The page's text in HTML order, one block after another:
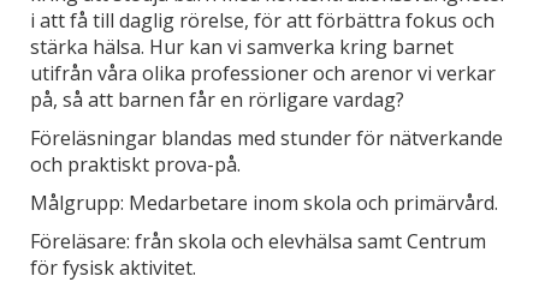
i att få till daglig rörelse, för att förbättra fokus och
stärka hälsa. Hur kan vi samverka kring barnet
utifrån våra olika professioner och arenor vi verkar
på, så att barnen får en rörligare vardag?
Föreläsningar blandas med stunder för nätverkande
och praktiskt prova-på.
Målgrupp: Medarbetare inom skola och primärvård.
Föreläsare: från skola och elevhälsa samt Centrum
för fysisk aktivitet.